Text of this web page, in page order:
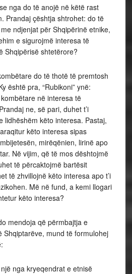
nga do të anojë në këtë rast
Prandaj çështja shtrohet: do të
ndjenjat për Shqipërinë etnike,
e sigurojmë interesa të
Shqipërisë shtetërore?
do të thotë të premtosh
është pra, “Rubikoni” ynë:
në interesa të
ne, së pari, duhet t’i
lidhëshëm këto interesa. Pastaj,
këto interesa sipas
mirëqënien, lirinë apo
Në vijim, që të mos dështojmë
të përcaktojmë bartësit
të zhvillojnë këto interesa apo t’i
Më në fund, a kemi llogari
këto interesa?
mendoja që përmbajtja e
Shqiptarëve, mund të formulohej
nga kryeqendrat e etnisë